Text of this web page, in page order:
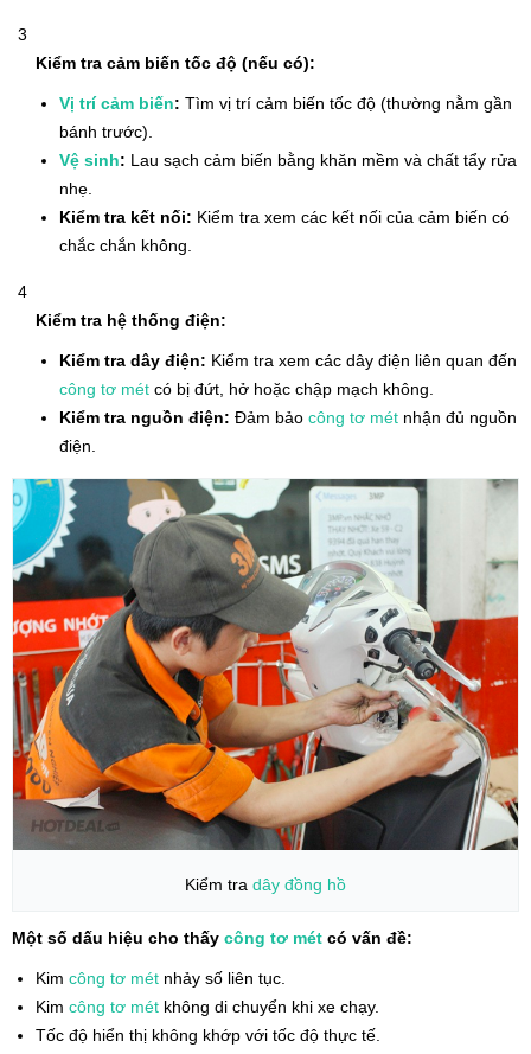
Kiểm tra cảm biến tốc độ (nếu có):
Vị trí cảm biến: Tìm vị trí cảm biến tốc độ (thường nằm gần
bánh trước).
Vệ sinh: Lau sạch cảm biến bằng khăn mềm và chất tẩy rửa
nhẹ.
Kiểm tra kết nối: Kiểm tra xem các kết nối của cảm biến có
chắc chắn không.
Kiểm tra hệ thống điện:
Kiểm tra dây điện: Kiểm tra xem các dây điện liên quan đến
công tơ mét có bị đứt, hở hoặc chập mạch không.
Kiểm tra nguồn điện: Đảm bảo công tơ mét nhận đủ nguồn
điện.
Kiểm tra dây đồng hồ
Một số dấu hiệu cho thấy công tơ mét có vấn đề:
Kim công tơ mét nhảy số liên tục.
Kim công tơ mét không di chuyển khi xe chạy.
Tốc độ hiển thị không khớp với tốc độ thực tế.